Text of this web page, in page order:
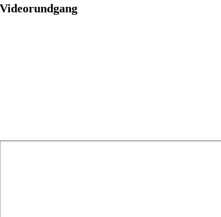
Videorundgang